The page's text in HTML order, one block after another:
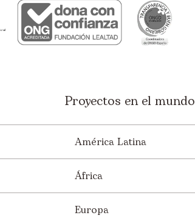
Proyectos en el mundo
América Latina
África
Europa